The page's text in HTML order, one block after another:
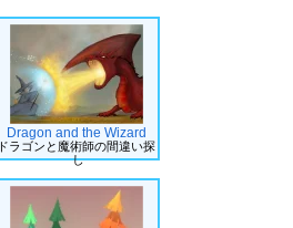
Dragon and the Wizard
ドラゴンと魔術師の間違い探
し